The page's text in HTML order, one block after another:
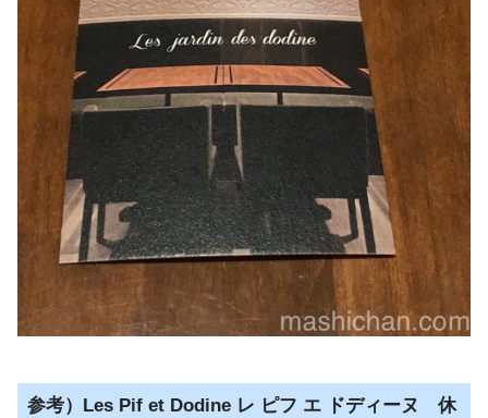
参考）Les Pif et Dodine レ ピフ エ ドディーヌ 休